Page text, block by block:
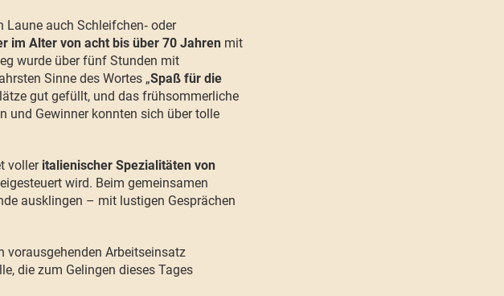
Laune auch Schleifchen‑ oder
im Alter von acht bis über 70 Jahrenmit
wurde über fünf Stunden mit
Sinne des Wortes „Spaß für die
gut gefüllt, und das frühsommerliche
und Gewinner konnten sich über tolle
voller italienischer Spezialitäten von
wird. Beim gemeinsamen
ausklingen – mit lustigen Gesprächen
vorausgehenden Arbeitseinsatz
die zum Gelingen dieses Tages